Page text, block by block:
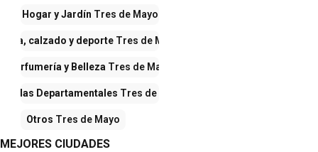
Hogar y Jardín Tres de Mayo
Ropa, calzado y deporte Tres de Mayo
Perfumería y Belleza Tres de Mayo
Departamentales Tres de Mayo
Otros Tres de Mayo
MEJORES CIUDADES